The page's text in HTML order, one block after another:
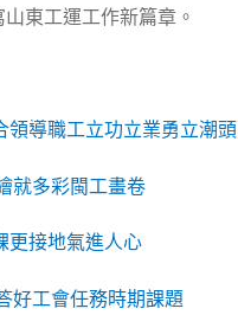
東工運工作新篇章。
領導職工立功立業勇立潮頭
就多彩閩工畫卷
更接地氣進人心
好工會任務時期課題